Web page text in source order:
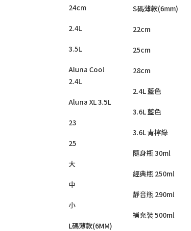
24cm
2.4L
3.5L
Aluna Cool
2.4L
Aluna XL 3.5L
23
25
大
中
小
L碼薄款(6MM)
S碼薄款(6mm)
22cm
25cm
28cm
2.4L 藍色
3.6L 藍色
3.6L 青檸綠
隨身瓶 30ml
經典瓶 250ml
靜音瓶 290ml
補充裝 500ml